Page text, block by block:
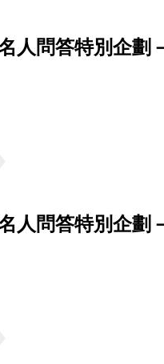
人問答特別企劃
人問答特別企劃